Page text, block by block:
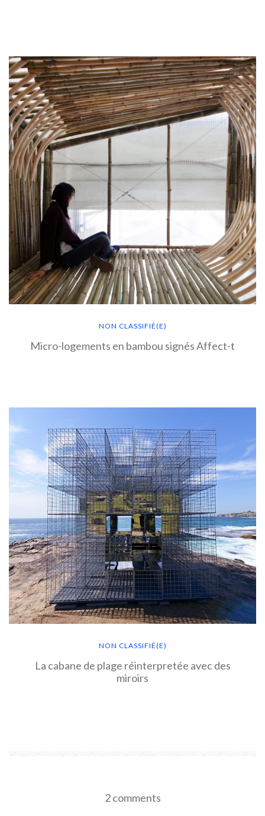
NON CLASSIFIÉ(E)
Micro-logements en bambou signés Affect-t
NON CLASSIFIÉ(E)
La cabane de plage réinterpretée avec des
miroirs
2 comments